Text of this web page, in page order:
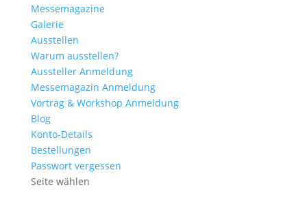
Messemagazine
Galerie
Ausstellen
Warum ausstellen?
Aussteller Anmeldung
Messemagazin Anmeldung
Vortrag & Workshop Anmeldung
Blog
Konto-Details
Bestellungen
Passwort vergessen
Seite wählen